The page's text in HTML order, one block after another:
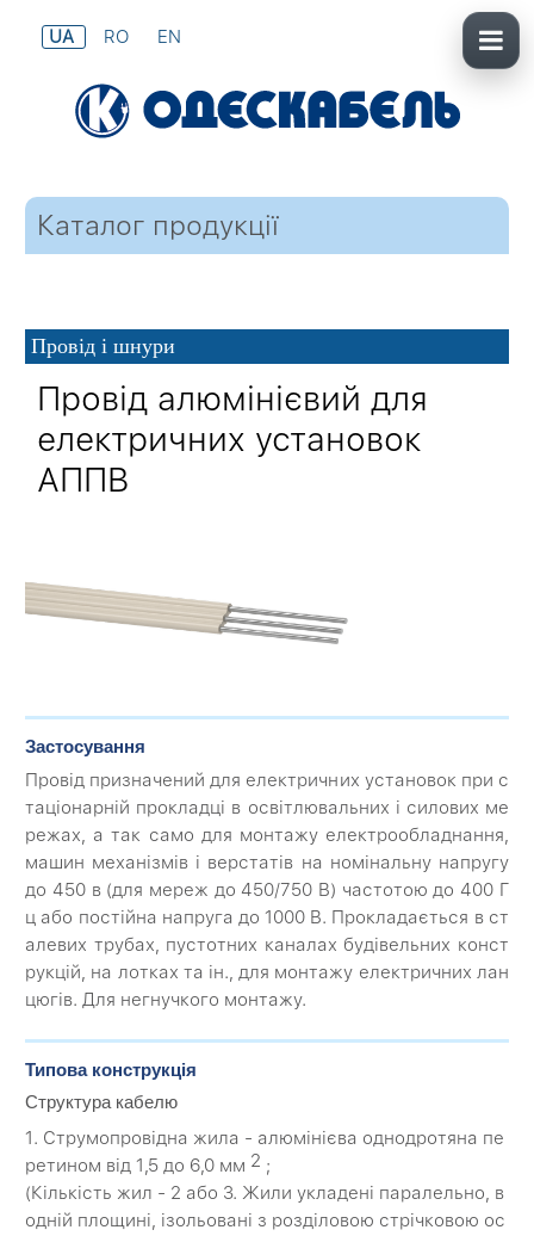
UA RO EN
Каталог продукції
Провід і шнури
Провід алюмінієвий для
електричних установок
АППВ
Застосування
Провід призначений для електричних установок при с
таціонарній прокладці в освітлювальних і силових ме
режах, а так само для монтажу електрообладнання,
машин механізмів і верстатів на номінальну напругу
до 450 в (для мереж до 450/750 В) частотою до 400 Г
ц або постійна напруга до 1000 В. Прокладається в ст
алевих трубах, пустотних каналах будівельних конст
рукцій, на лотках та ін., для монтажу електричних лан
цюгів. Для негнучкого монтажу.
Типова конструкція
Структура кабелю
1. Струмопровідна жила - алюмінієва однодротяна пе
ретином від 1,5 до 6,0 мм 2 ;
(Кількість жил - 2 або 3. Жили укладені паралельно, в
одній площині, ізольовані з розділовою стрічковою ос